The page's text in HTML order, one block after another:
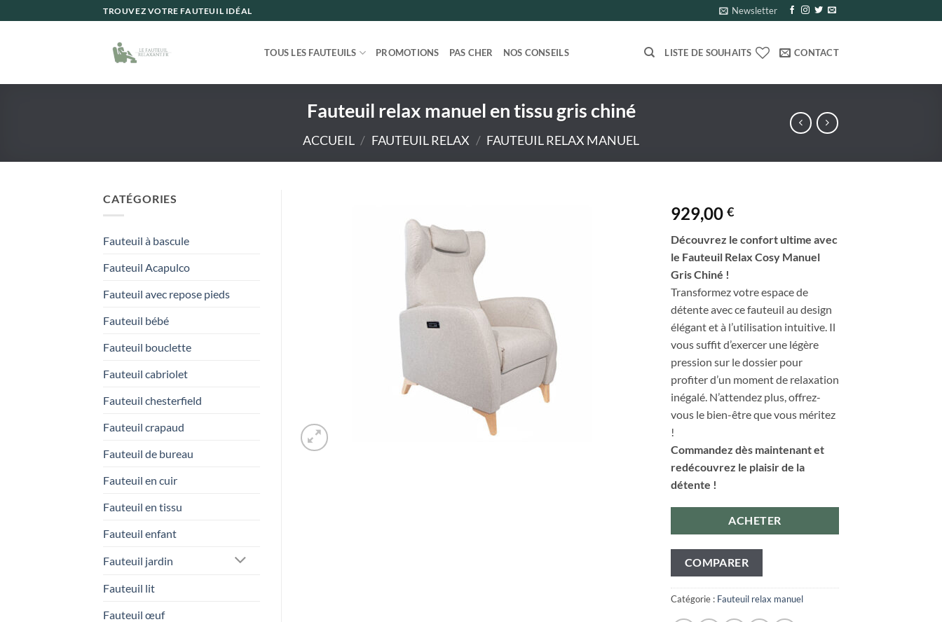
au
TROUVEZ VOTRE FAUTEUIL IDÉAL Newsletter
TOUS LES FAUTEUILS PROMOTIONS PAS CHER NOS CONSEILS LISTE DE SOUHAITS CONTACT
Fauteuil relax manuel en tissu gris chiné
ACCUEIL / FAUTEUIL RELAX / FAUTEUIL RELAX MANUEL
929,00 €
Découvrez le confort ultime avec
le Fauteuil Relax Cosy Manuel
Gris Chiné !
Transformez votre espace de
détente avec ce fauteuil au design
élégant et à l’utilisation intuitive. Il
vous suffit d’exercer une légère
pression sur le dossier pour
profiter d’un moment de relaxation
inégalé. N’attendez plus, offrez-
vous le bien-être que vous méritez
!
Commandez dès maintenant et
redécouvrez le plaisir de la
détente !
ACHETER
COMPARER
Catégorie : Fauteuil relax manuel
CATÉGORIES
Fauteuil à bascule
Fauteuil Acapulco
Fauteuil avec repose pieds
Fauteuil bébé
Fauteuil bouclette
Fauteuil cabriolet
Fauteuil chesterfield
Fauteuil crapaud
Fauteuil de bureau
Fauteuil en cuir
Fauteuil en tissu
Fauteuil enfant
Fauteuil jardin
Fauteuil lit
Fauteuil œuf